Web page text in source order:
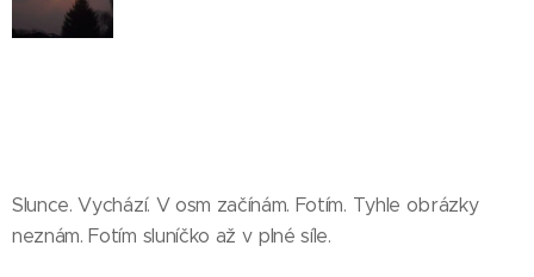
Slunce. Vychází. V osm začínám. Fotím. Tyhle obrázky
neznám. Fotím sluníčko až v plné síle.